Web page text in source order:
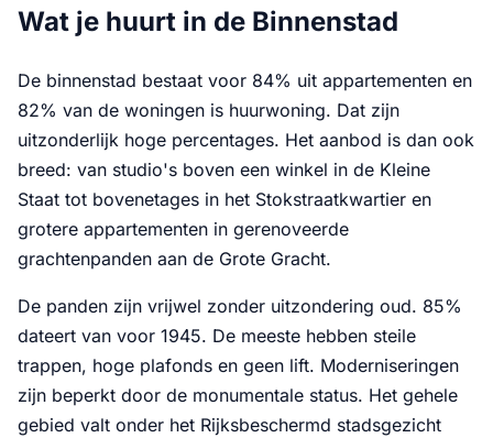
Wat je huurt in de Binnenstad
De binnenstad bestaat voor 84% uit appartementen en
82% van de woningen is huurwoning. Dat zijn
uitzonderlijk hoge percentages. Het aanbod is dan ook
breed: van studio's boven een winkel in de Kleine
Staat tot bovenetages in het Stokstraatkwartier en
grotere appartementen in gerenoveerde
grachtenpanden aan de Grote Gracht.
De panden zijn vrijwel zonder uitzondering oud. 85%
dateert van voor 1945. De meeste hebben steile
trappen, hoge plafonds en geen lift. Moderniseringen
zijn beperkt door de monumentale status. Het gehele
gebied valt onder het Rijksbeschermd stadsgezicht